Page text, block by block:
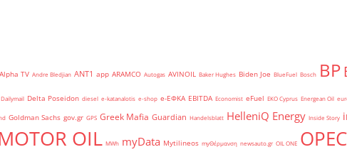
Alpha TV Andre Bledjian ANT1 app ARAMCO Autogas AVINOIL Baker Hughes Biden Joe BlueFuel Bosch BP
Dailymail Delta Poseidon diesel e-katanalotis e-shop e-ΕΦΚΑ EBITDA Economist eFuel EKO Cyprus Energean Oil
Goldman Sachs gov.gr GPS Greek Mafia Guardian Handelsblatt HelleniQ Energy Inside Story
OIL MWh myData Mytilineos myΘέρμανση newsauto.gr OIL ONE OPEC